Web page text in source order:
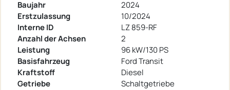
Baujahr
2024
Erstzulassung
10/2024
Interne ID
LZ 859-RF
Anzahl der Achsen
2
Leistung
96 kW/130 PS
Basisfahrzeug
Ford Transit
Kraftstoff
Diesel
Getriebe
Schaltgetriebe